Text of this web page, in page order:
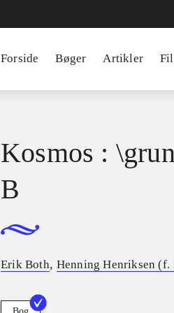
Forside Bøger Artikler
Kosmos :
B
Erik Both, Henning Henriksen (f.